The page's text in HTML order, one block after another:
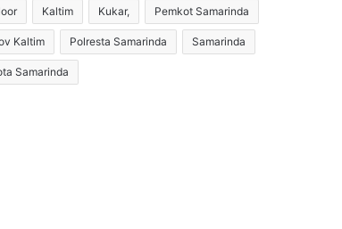
Kaltim Kukar, Pemkot Samarinda
Kaltim Polresta Samarinda Samarinda
Samarinda